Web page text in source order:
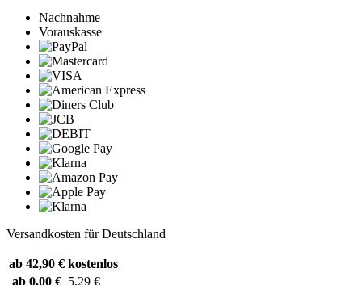
Nachnahme
Vorauskasse
Versandkosten für Deutschland
ab 42,90 € kostenlos
ab 0,00 € 5,29 €